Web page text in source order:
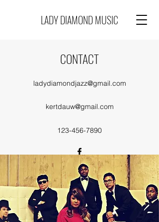
LADY DIAMOND MUSIC
CONTACT
ladydiamondjazz@gmail.com
kertdauw@gmail.com
123-456-7890